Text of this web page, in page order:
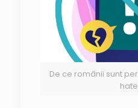
De ce românii sunt